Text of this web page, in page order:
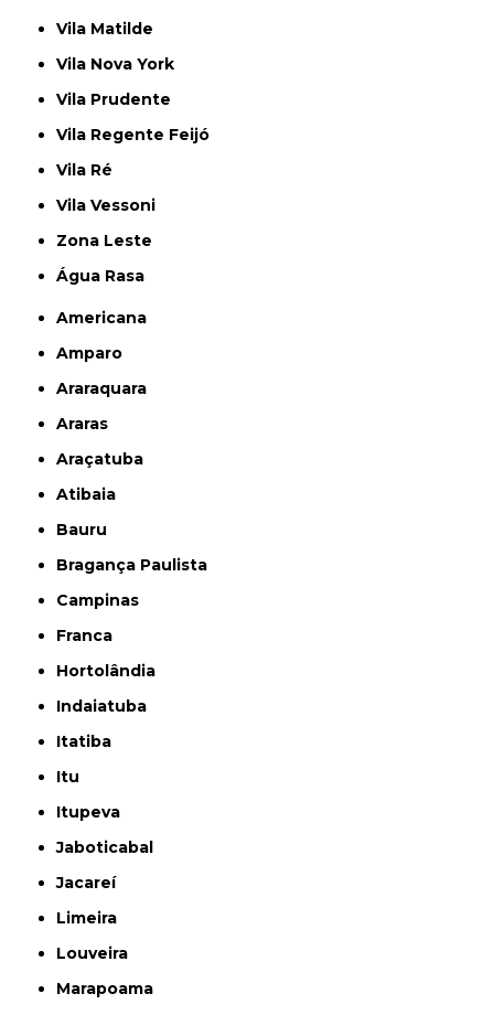
Vila Matilde
Vila Nova York
Vila Prudente
Vila Regente Feijó
Vila Ré
Vila Vessoni
Zona Leste
Água Rasa
Americana
Amparo
Araraquara
Araras
Araçatuba
Atibaia
Bauru
Bragança Paulista
Campinas
Franca
Hortolândia
Indaiatuba
Itatiba
Itu
Itupeva
Jaboticabal
Jacareí
Limeira
Louveira
Marapoama